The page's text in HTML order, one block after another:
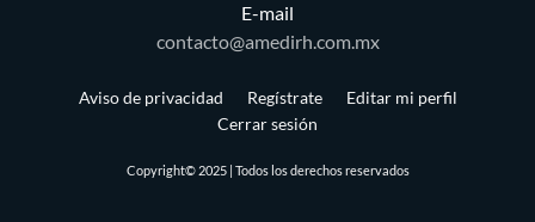
E-mail
contacto@amedirh.com.mx
Aviso de privacidad Regístrate
Editar mi perfil
Cerrar sesión
Copyright© 2025 | Todos los derechos reservados